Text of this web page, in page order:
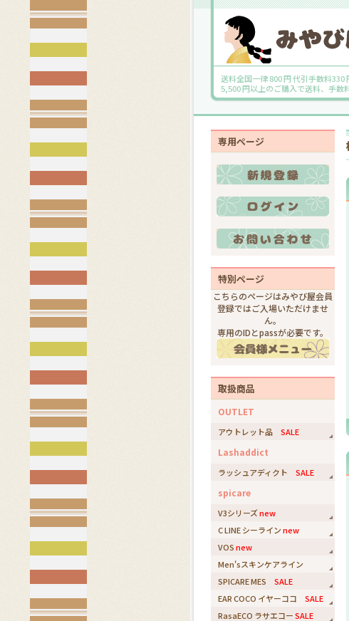
送料全国一律 800 円 代引手数料330
5,500 円以上のご購入で送料、手数
専用ページ
特別ページ
こちらのページはみやび屋会員
登録ではご入場いただけませ
ん。
専用のIDとpassが必要です。
取扱商品
OUTLET
アウトレット品 SALE
Lashaddict
ラッシュアディクト SALE
spicare
V3シリーズnew
C LINE シーラインnew
VOSnew
Men'sスキンケアライン
SPICARE MES SALE
EAR COCO イヤーココ SALE
RasaECO ラサエコーSALE